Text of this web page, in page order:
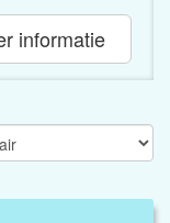
informatie